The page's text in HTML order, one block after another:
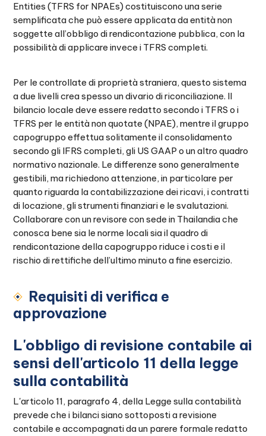
Entities (TFRS for NPAEs) costituiscono una serie
semplificata che può essere applicata da entità non
soggette all’obbligo di rendicontazione pubblica, con la
possibilità di applicare invece i TFRS completi.
Per le controllate di proprietà straniera, questo sistema
a due livelli crea spesso un divario di riconciliazione. Il
bilancio locale deve essere redatto secondo i TFRS o i
TFRS per le entità non quotate (NPAE), mentre il gruppo
capogruppo effettua solitamente il consolidamento
secondo gli IFRS completi, gli US GAAP o un altro quadro
normativo nazionale. Le differenze sono generalmente
gestibili, ma richiedono attenzione, in particolare per
quanto riguarda la contabilizzazione dei ricavi, i contratti
di locazione, gli strumenti finanziari e le svalutazioni.
Collaborare con un revisore con sede in Thailandia che
conosca bene sia le norme locali sia il quadro di
rendicontazione della capogruppo riduce i costi e il
rischio di rettifiche dell’ultimo minuto a fine esercizio.
Requisiti di verifica e
approvazione
L'obbligo di revisione contabile ai
sensi dell'articolo 11 della legge
sulla contabilità
L'articolo 11, paragrafo 4, della Legge sulla contabilità
prevede che i bilanci siano sottoposti a revisione
contabile e accompagnati da un parere formale redatto